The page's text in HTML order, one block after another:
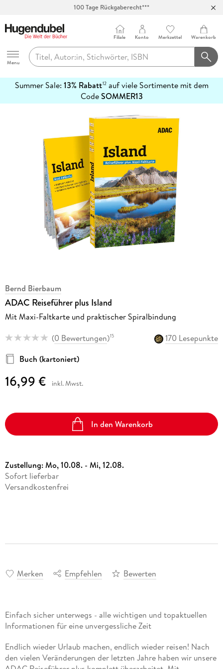
Hugendubel
Menu
Filiale Konto Merkzettel Warenkorb
Summer Sale: 13% Rabatt12auf viele Sortimente mit dem
CodeSOMMER13
erfahren
Bernd Bierbaum
ADAC Reiseführer plus Island
Mit Maxi-Faltkarte und praktischer Spiralbindung
(0 Bewertungen)15
170 Lesepunkte
Buch (kartoniert)
16,99 € inkl. Mwst.
In den Warenkorb
Zustellung:Mo, 10.08. - Mi, 12.08.
Sofort lieferbar
Versandkostenfrei
Merken Empfehlen Bewerten
Einfach sicher unterwegs - alle wichtigen und topaktuellen
Informationen für eine unvergessliche Zeit
Endlich wieder Urlaub machen, endlich wieder reisen! Nach
den vielen Veränderungen der letzten Jahre haben wir unsere